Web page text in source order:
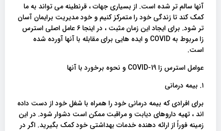
آنها سالم تر شده است. از بسیاری جهات ، قرنطینه می تواند به ما
کمک کند تا زندگی خود را متمرکز کنیم و خود مدیریت برایمان آسان
تر شود. برای ایجاد این زمان مثبت ، در اینجا ۶ عامل اصلی استرس
زا مربوط به COVID و ایده هایی برای مقابله با آنها آورده شده
است.
عوامل استرس زا COVID-19 و نحوه برخورد با آنها
۱. بیمه درمانی
برای افرادی که بیمه درمانی خود را همراه با شغل خود از دست داده
اند ، تهیه داروهای دیابت و مراقبت ممکن است دشوار شود. در این
زمینه فوراً از ارائه دهنده خدمات بهداشتی خود کمک بگیرید. اگر در